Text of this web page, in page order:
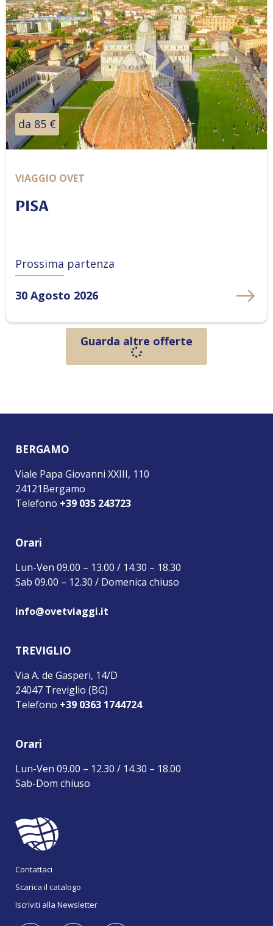
da 85 €
VIAGGIO OVET
PISA
Prossima partenza
30 Agosto 2026
Guarda altre offerte
BERGAMO
Viale Papa Giovanni XXIII, 110
24121Bergamo
Telefono +39 035 243723
Orari
Lun-Ven 09.00 – 13.00 / 14.30 – 18.30
Sab 09.00 – 12.30 / Domenica chiuso
info@ovetviaggi.it
TREVIGLIO
Via A. de Gasperi, 14/D
24047 Treviglio (BG)
Telefono +39 0363 1744724
Orari
Lun-Ven 09.00 – 12.30 / 14.30 – 18.00
Sab-Dom chiuso
Contattaci
Scarica il catalogo
Iscriviti alla Newsletter